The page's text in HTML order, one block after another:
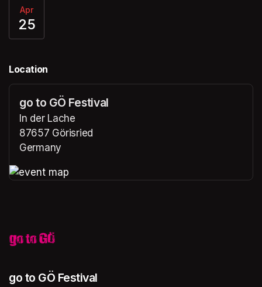
Apr
25
Location
go to GÖ Festival
In der Lache
87657 Görisried
Germany
go to GÖ Festival